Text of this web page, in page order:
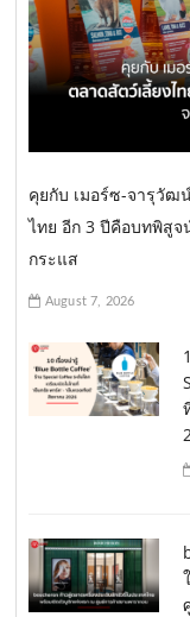
คุยกับ เมอร์ซ-จารุวัฒ
ไทย อีก 3 ปีคือบทพิสูจ
กระแส
August 7, 2026